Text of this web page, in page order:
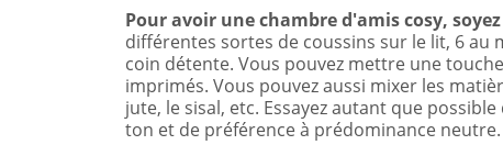
Pour avoir une chambre d'amis cosy,
différentes sortes de coussins sur le lit, 6
coin détente. Vous pouvez mettre une
imprimés. Vous pouvez aussi mixer les
jute, le sisal, etc. Essayez autant que
ton et de préférence à prédominance neutre.